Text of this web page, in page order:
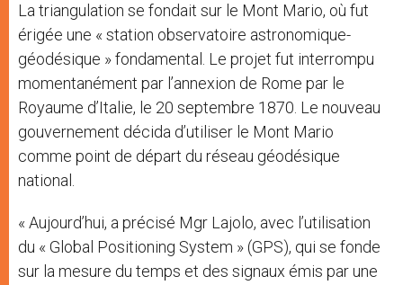
La triangulation se fondait sur le Mont Mario, où fut
érigée une « station observatoire astronomique-
géodésique » fondamental. Le projet fut interrompu
momentanément par l’annexion de Rome par le
Royaume d’Italie, le 20 septembre 1870. Le nouveau
gouvernement décida d’utiliser le Mont Mario
comme point de départ du réseau géodésique
national.
« Aujourd’hui, a précisé Mgr Lajolo, avec l’utilisation
du « Global Positioning System » (GPS), qui se fonde
sur la mesure du temps et des signaux émis par une